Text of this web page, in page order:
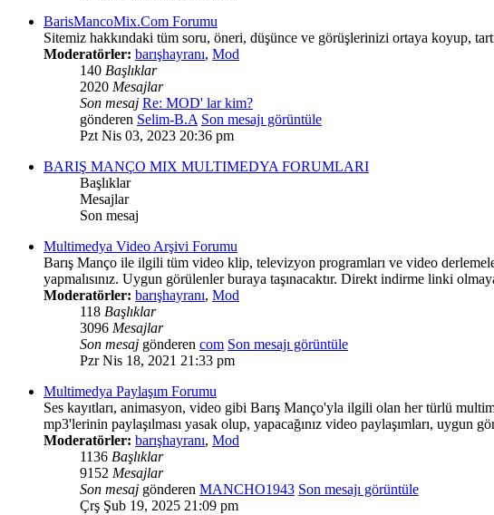
BarisMancoMix.Com Forumu
Sitemiz hakkındaki tüm soru, öneri, düşünce ve görüşlerinizi ortaya koyup,
Moderatörler: barışhayranı, Mod
140 Başlıklar
2020 Mesajlar
Son mesaj Re: MOD' lar kim?
gönderen Selim-B.A Son mesajı görüntüle
Pzt Nis 03, 2023 20:36 pm
BARIŞ MANÇO MIX MULTIMEDYA FORUMLARI
Başlıklar
Mesajlar
Son mesaj
Multimedya Video Arşivi Forumu
Barış Manço ile ilgili tüm video klip, televizyon programları ve video
yapmalısınız. Uygun görülenler buraya taşınacaktır. Direkt indirme linki
Moderatörler: barışhayranı, Mod
118 Başlıklar
3096 Mesajlar
Son mesaj gönderen com Son mesajı görüntüle
Pzr Nis 18, 2021 21:33 pm
Multimedya Paylaşım Forumu
Ses kayıtları, animasyon, video gibi Barış Manço'yla ilgili olan her türlü
mp3'lerinin paylaşılması yasak olup, yapacağınız video paylaşımları,
Moderatörler: barışhayranı, Mod
1136 Başlıklar
9152 Mesajlar
Son mesaj gönderen MANCHO1943 Son mesajı görüntüle
Çrş Şub 19, 2025 21:09 pm